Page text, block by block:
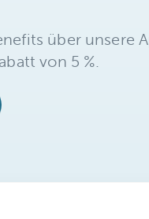
über unsere
von 5 %.